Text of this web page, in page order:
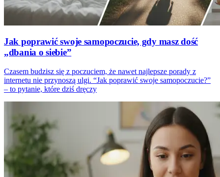
Jak poprawić swoje samopoczucie, gdy masz dość
„dbania o siebie”
Czasem budzisz się z poczuciem, że nawet najlepsze porady z
internetu nie przynoszą ulgi. “Jak poprawić swoje samopoczucie?”
– to pytanie, które dziś dręczy